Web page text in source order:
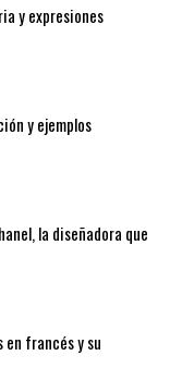
y expresiones
y ejemplos
la diseñadora que
francés y su